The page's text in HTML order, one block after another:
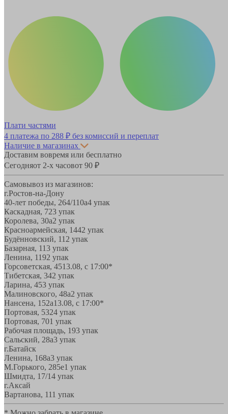
Плати частями
4 платежа по 288 ₽ без комиссий и переплат
Наличие в магазинах
Доставим вовремя или бесплатно
Сегодняот 2-х часовот 90 ₽
Самовывоз из магазинов:
г.Ростов-на-Дону
40-лет победы, 264/110а4 упак
Каскадная, 723 упак
Королева, 30а2 упак
Красноармейская, 1442 упак
Будённовский, 11 2 упак
Базарная, 113 упак
Ленина, 1192 упак
Горсоветская, 4513.08, с 17:00*
Тибетская, 342 упак
Ларина, 453 упак
Малиновского, 48а2 упак
Нансена, 152а13.08, с 17:00*
Портовая, 5324 упак
Портовая, 701 упак
Рабочая площадь, 193 упак
Сальский, 28a3 упак
г.Батайск
Ленина, 168а3 упак
М.Горького, 285е1 упак
Шмидта, 17/14 упак
г.Аксай
Вартанова, 111 упак